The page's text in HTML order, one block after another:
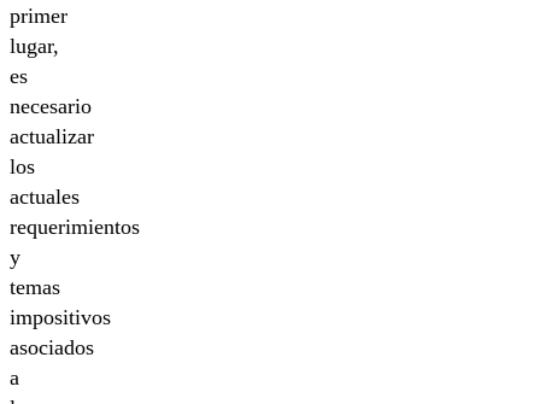
primer
lugar,
es
necesario
actualizar
los
actuales
requerimientos
y
temas
impositivos
asociados
a